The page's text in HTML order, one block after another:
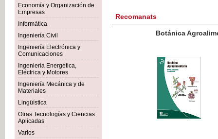
Economía y Organización de
Empresas
Informática
Ingeniería Civil
Ingeniería Electrónica y
Comunicaciones
Ingeniería Energética,
Eléctrica y Motores
Ingeniería Mecánica y de
Materiales
Lingüística
Otras Tecnologías y Ciencias
Aplicadas
Varios
Recomanats
Botánica Agroalimentaria